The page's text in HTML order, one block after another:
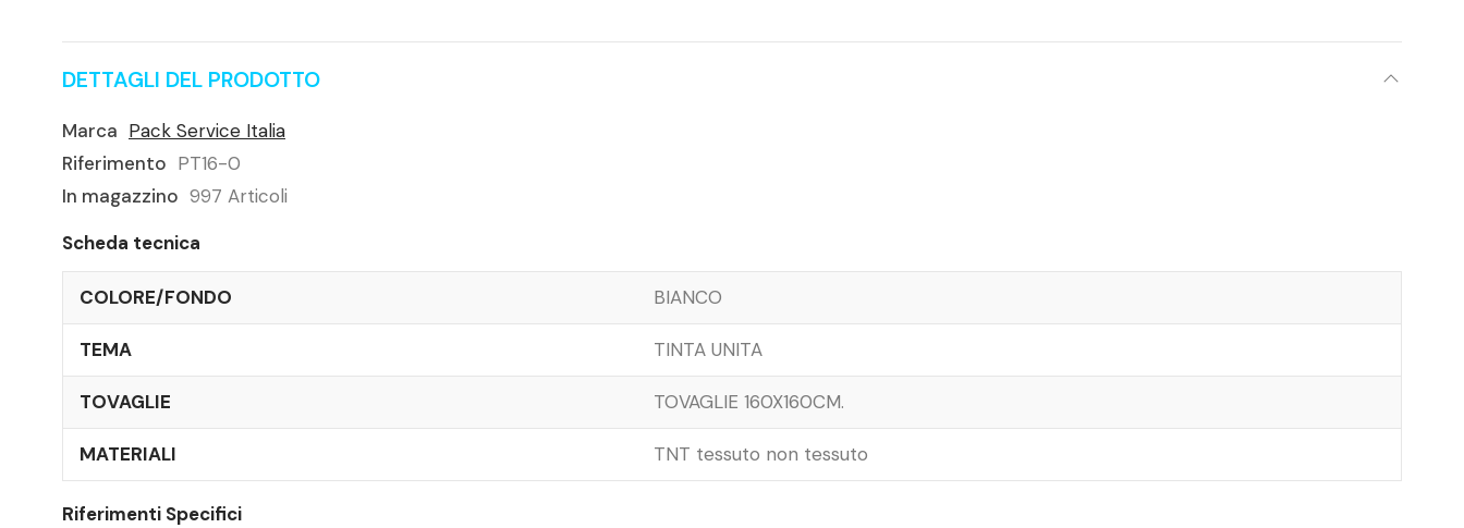
DETTAGLI DEL PRODOTTO
Marca Pack Service Italia
Riferimento PT16-0
In magazzino 997 Articoli
Scheda tecnica
COLORE/FONDO BIANCO
TEMA TINTA UNITA
TOVAGLIE TOVAGLIE 160X160CM.
MATERIALI TNT tessuto non tessuto
Riferimenti Specifici